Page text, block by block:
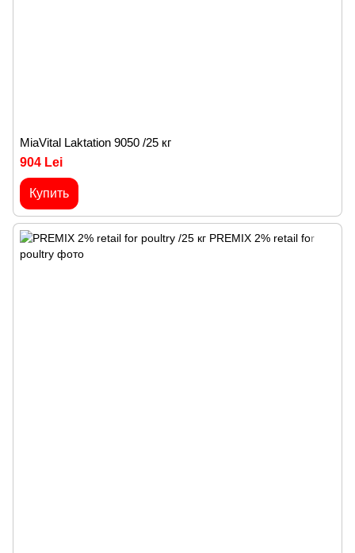
MiaVital Laktation 9050 /25 кг
904 Lei
Купить